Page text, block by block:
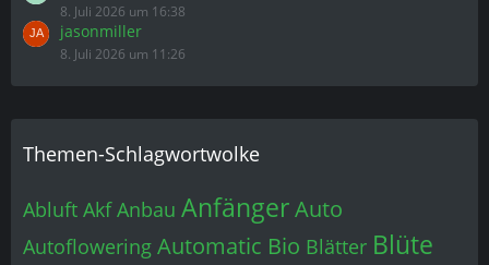
8. Juli 2026 um 16:38
jasonmiller
8. Juli 2026 um 11:26
Themen-Schlagwortwolke
Abluft Akf Anbau Anfänger Auto
Autoflowering Automatic Bio Blätter Blüte